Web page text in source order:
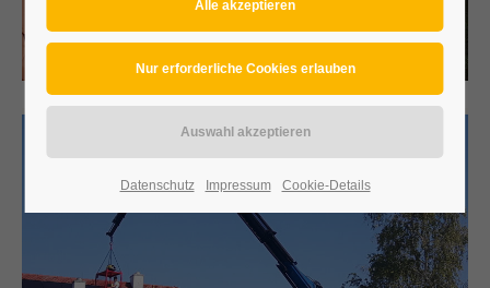
Datenschutz Impressum Cookie-Details